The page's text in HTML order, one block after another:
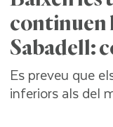
continuen
Sabadell:
Es preveu que
inferiors als del